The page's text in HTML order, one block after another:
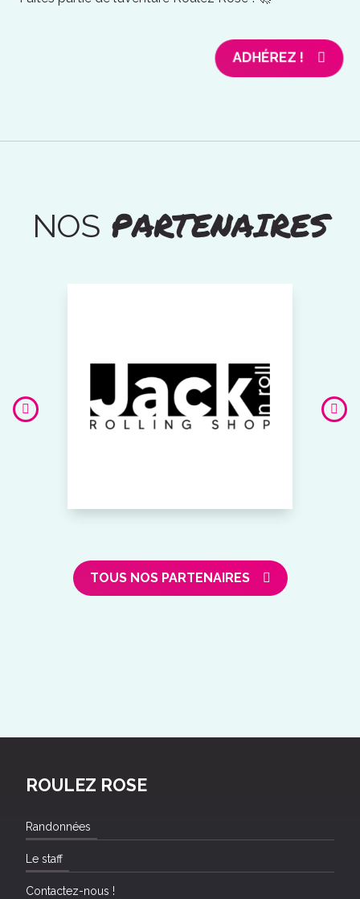
ADHÉREZ !
NOSPARTENAIRES
TOUS NOS PARTENAIRES
ROULEZ ROSE
Randonnées
Le staff
Contactez-nous !